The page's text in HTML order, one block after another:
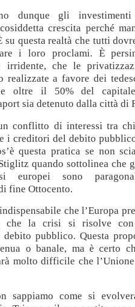
dunque gli investimenti
crescita perché
su questa realtà che tutti
i loro proclami. È
irridente, che le
realizzate a favore dei
oltre il 50% del
sia detenuto dalla città di
conflitto di interessi tra
i creditori del debito
questa pratica se non
quando sottolinea che
europei sono
fine Ottocento.
che l’Europa
che la crisi si risolve
pubblico. Questa
o banale, ma è certo
molto difficile che
sappiamo come si